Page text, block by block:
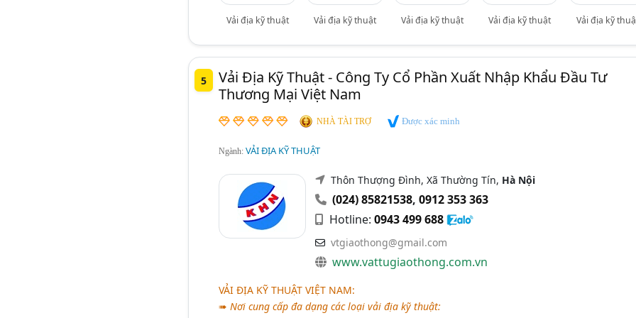
Vải địa kỹ thuật Vải địa kỹ thuật Vải địa kỹ thuật Vải địa kỹ thuật Vải địa kỹ
5
Vải Địa Kỹ Thuật - Công Ty Cổ Phần Xuất Nhập Khẩu Đầu Tư
Thương Mại Việt Nam
NHÀ TÀI TRỢ Được xác minh
Ngành: VẢI ĐỊA KỸ THUẬT
Thôn Thượng Đình, Xã Thường Tín, Hà Nội
(024) 85821538, 0912 353 363
Hotline: 0943 499 688
vtgiaothong@gmail.com
www.vattugiaothong.com.vn
VẢI ĐỊA KỸ THUẬT VIỆT NAM:
➠ Nơi cung cấp đa dạng các loại vải địa kỹ thuật: